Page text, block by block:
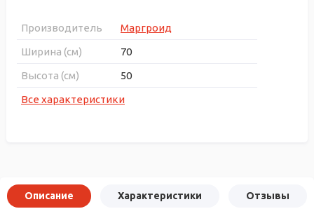
Производитель
Маргроид
Ширина (см)
70
Высота (см)
50
Все характеристики
Описание Характеристики Отзывы